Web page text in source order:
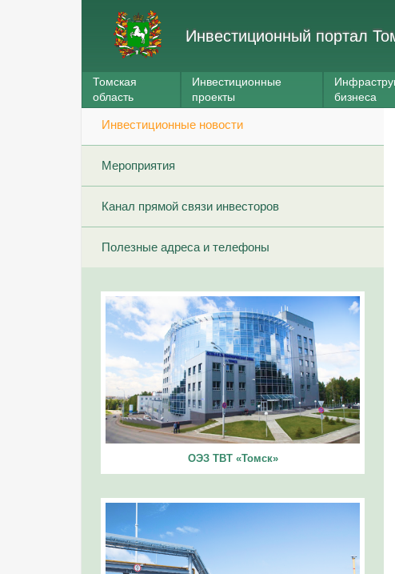
Инвестиционный портал
Томская
область
Инвестиционные
проекты
бизнеса
Инвестиционные новости
Мероприятия
Канал прямой связи инвесторов
Полезные адреса и телефоны
ОЭЗ ТВТ «Томск»